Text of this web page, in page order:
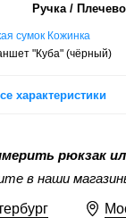
Ручка /
сумок Кожинка
"Куба" (чёрный)
характеристики
рюкзак
в наши